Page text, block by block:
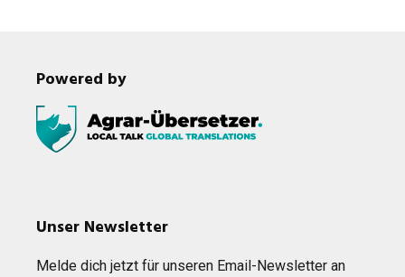
Powered by
Unser Newsletter
Melde dich jetzt für unse­ren Email-News­let­ter an